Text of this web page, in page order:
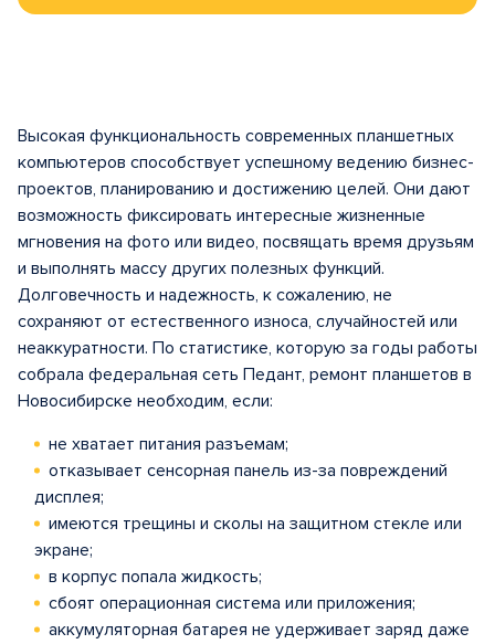
Высокая функциональность современных планшетных
компьютеров способствует успешному ведению бизнес-
проектов, планированию и достижению целей. Они дают
возможность фиксировать интересные жизненные
мгновения на фото или видео, посвящать время друзьям
и выполнять массу других полезных функций.
Долговечность и надежность, к сожалению, не
сохраняют от естественного износа, случайностей или
неаккуратности. По статистике, которую за годы работы
собрала федеральная сеть Педант, ремонт планшетов в
Новосибирске необходим, если:
не хватает питания разъемам;
отказывает сенсорная панель из-за повреждений
дисплея;
имеются трещины и сколы на защитном стекле или
экране;
в корпус попала жидкость;
сбоят операционная система или приложения;
аккумуляторная батарея не удерживает заряд даже